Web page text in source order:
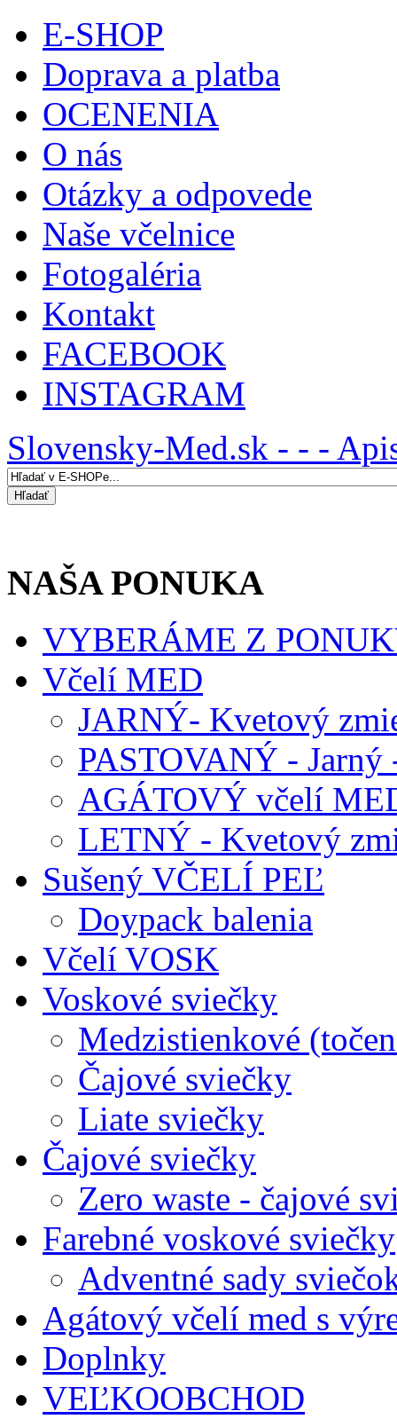
E-SHOP
Doprava a platba
OCENENIA
O nás
Otázky a odpovede
Naše včelnice
Fotogaléria
Kontakt
FACEBOOK
INSTAGRAM
Slovensky-Med.sk - - -
NAŠA PONUKA
VYBERÁME Z
Včelí MED
JARNÝ- Kvetový
PASTOVANÝ -
AGÁTOVÝ včelí
LETNÝ - Kvetový
Sušený VČELÍ PEĽ
Doypack balenia
Včelí VOSK
Voskové sviečky
Medzistienkové
Čajové sviečky
Liate sviečky
Čajové sviečky
Zero waste - čajové
Farebné voskové sviečky
Adventné sady
Agátový včelí med s
Doplnky
VEĽKOOBCHOD